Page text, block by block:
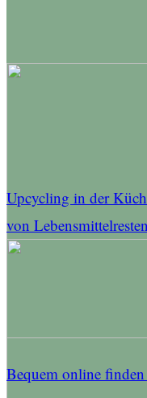
Upcycling in der
von Lebensmittelresten
Bequem online